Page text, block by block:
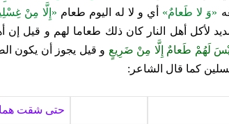
«وَ لا طَعامٌ» أي و لا له اليوم طعام‏ «إِلَّا مِنْ
لأكل أهل النار كان ذلك طعاما لهم و
لَهُمْ طَعامٌ إِلَّا مِنْ ضَرِيعٍ‏ و قيل يجوز أن يكون
كما قال الشاعر:
حتى شقت